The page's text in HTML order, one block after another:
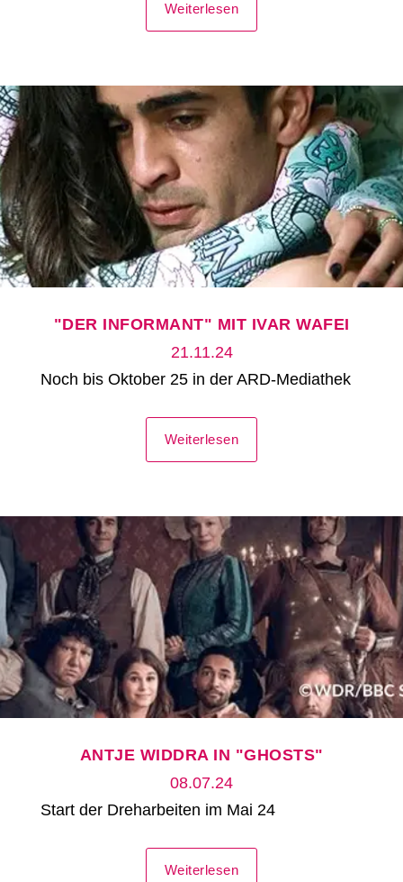
Weiterlesen
"DER INFORMANT" MIT IVAR WAFEI
21.11.24
Noch bis Oktober 25 in der ARD-Mediathek
Weiterlesen
ANTJE WIDDRA IN "GHOSTS"
08.07.24
Start der Dreharbeiten im Mai 24
Weiterlesen